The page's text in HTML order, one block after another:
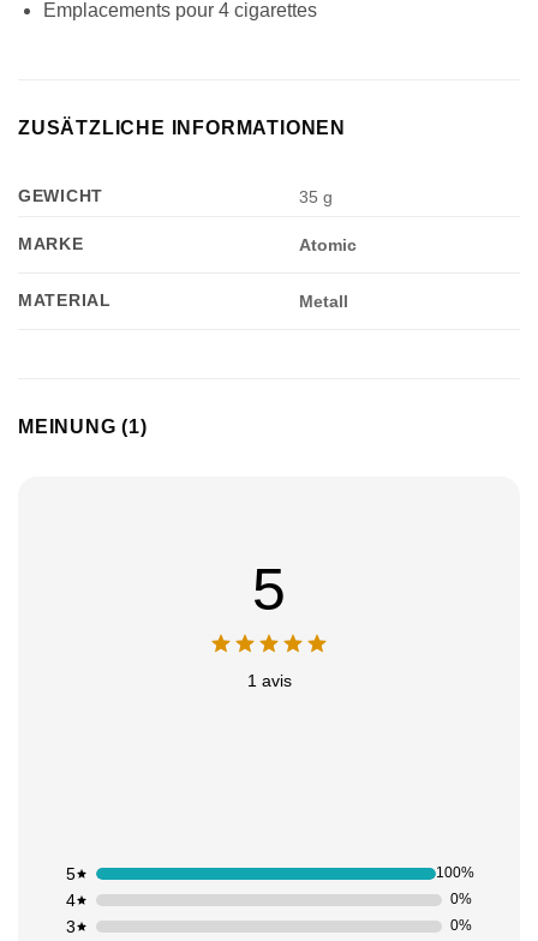
Emplacements pour 4 cigarettes
ZUSÄTZLICHE INFORMATIONEN
GEWICHT 35 g
MARKE Atomic
MATERIAL Metall
MEINUNG (1)
5
1 avis
3 0%
4 0%
5 100%